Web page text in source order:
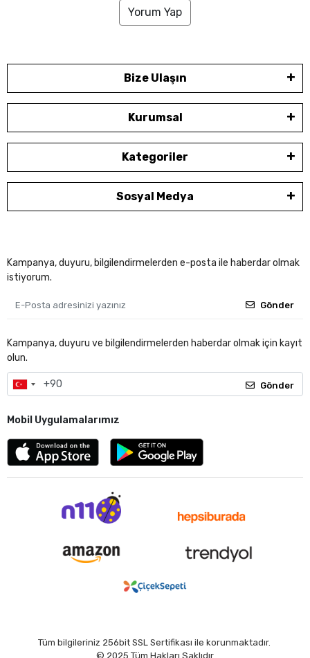
Yorum Yap
Bize Ulaşın
Kurumsal
Kategoriler
Sosyal Medya
Kampanya, duyuru, bilgilendirmelerden e-posta ile haberdar olmak
istiyorum.
Gönder
Kampanya, duyuru ve bilgilendirmelerden haberdar olmak için kayıt
olun.
Gönder
Mobil Uygulamalarımız
Tüm bilgileriniz 256bit SSL Sertifikası ile korunmaktadır.
© 2025 Tüm Hakları Saklıdır